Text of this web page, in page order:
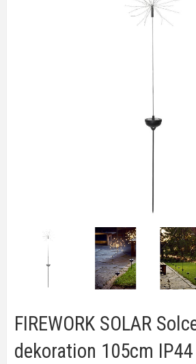
FIREWORK SOLAR
dekoration 105cm